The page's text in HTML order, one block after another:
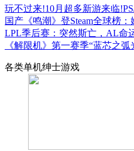
玩不过来!10月超多新游来临
国产《鸣潮》登Steam全球榜
LPL季后赛：突然斯亡，AL命
《解限机》第一赛季“蓝芯之
各类单机绅士游戏